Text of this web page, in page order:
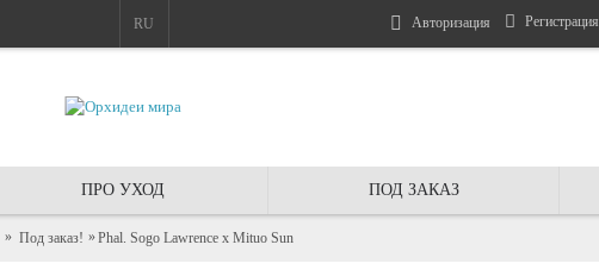
RU Авторизация Регистрация
ПРО УХОД ПОД ЗАКАЗ
Под заказ! Phal. Sogo Lawrence x Mituo Sun